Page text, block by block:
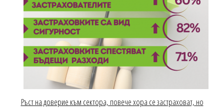
Ръст на доверие към сектора, повече хора се застраховат, но